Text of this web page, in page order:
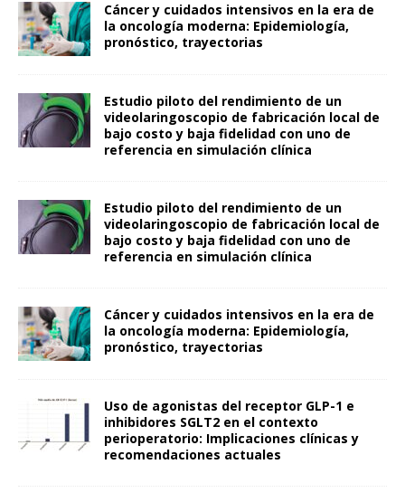
Cáncer y cuidados intensivos en la era de
la oncología moderna: Epidemiología,
pronóstico, trayectorias
Estudio piloto del rendimiento de un
videolaringoscopio de fabricación local de
bajo costo y baja fidelidad con uno de
referencia en simulación clínica
Estudio piloto del rendimiento de un
videolaringoscopio de fabricación local de
bajo costo y baja fidelidad con uno de
referencia en simulación clínica
Cáncer y cuidados intensivos en la era de
la oncología moderna: Epidemiología,
pronóstico, trayectorias
Uso de agonistas del receptor GLP-1 e
inhibidores SGLT2 en el contexto
perioperatorio: Implicaciones clínicas y
recomendaciones actuales